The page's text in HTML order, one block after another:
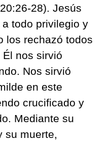
28). Jesús
todo privilegio y
los rechazó todos
nos sirvió
Nos sirvió
en este
crucificado y
Mediante su
su muerte,